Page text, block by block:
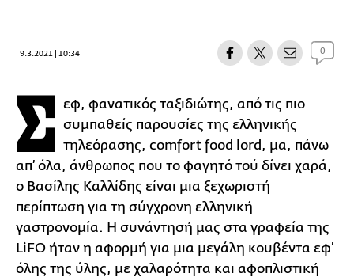
9.3.2021 | 10:34 0
Σ εφ, φανατικός ταξιδιώτης, από τις πιο
συμπαθείς παρουσίες της ελληνικής
τηλεόρασης, comfort food lord, μα, πάνω
απ’ όλα, άνθρωπος που το φαγητό τού δίνει χαρά,
ο Βασίλης Καλλίδης είναι μια ξεχωριστή
περίπτωση για τη σύγχρονη ελληνική
γαστρονομία. Η συνάντησή μας στα γραφεία της
LiFO ήταν η αφορμή για μια μεγάλη κουβέντα εφ’
όλης της ύλης, με χαλαρότητα και αφοπλιστική